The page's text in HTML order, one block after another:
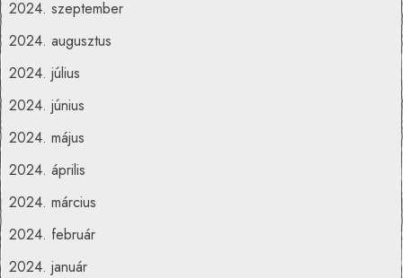
2024. szeptember
2024. augusztus
2024. július
2024. június
2024. május
2024. április
2024. március
2024. február
2024. január